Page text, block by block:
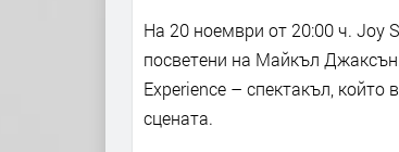
На 20 ноември от 20:00 ч. Joy
посветени на Майкъл
Experience – спектакъл,
сцената.